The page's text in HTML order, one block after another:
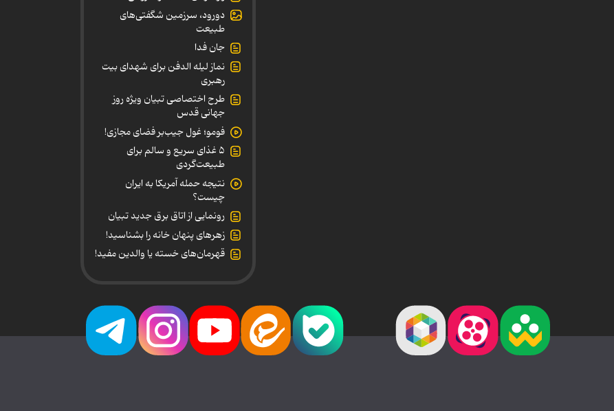
دورود، سرزمین شگفتی‌های
طبیعت
جان فدا
نماز لیله الدفن برای شهدای بیت
رهبری
طرح اختصاصی تبیان ویژه روز
جهانی قدس
فومو؛ غول جیب‌بر فضای مجازی!
۵ غذای سریع و سالم برای
طبیعت‌گردی
نتیجه حمله آمریکا به ایران
چیست؟
رونمایی از اتاق برق جدید تبیان
زهرهای پنهان خانه را بشناسید!
قهرمان‌های خسته یا والدین مفید!